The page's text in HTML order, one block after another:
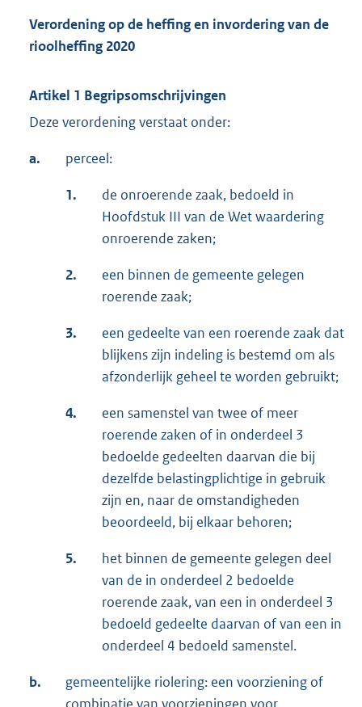
Verordening op de heffing en invordering van de
rioolheffing 2020
Artikel 1 Begripsomschrijvingen
Deze verordening verstaat onder:
a. perceel:
1.
de onroerende zaak, bedoeld in
Hoofdstuk III van de Wet waardering
onroerende zaken;
2.
een binnen de gemeente gelegen
roerende zaak;
3.
een gedeelte van een roerende zaak dat
blijkens zijn indeling is bestemd om als
afzonderlijk geheel te worden gebruikt;
4.
een samenstel van twee of meer
roerende zaken of in onderdeel 3
bedoelde gedeelten daarvan die bij
dezelfde belastingplichtige in gebruik
zijn en, naar de omstandigheden
beoordeeld, bij elkaar behoren;
5.
het binnen de gemeente gelegen deel
van de in onderdeel 2 bedoelde
roerende zaak, van een in onderdeel 3
bedoeld gedeelte daarvan of van een in
onderdeel 4 bedoeld samenstel.
b.
gemeentelijke riolering: een voorziening of